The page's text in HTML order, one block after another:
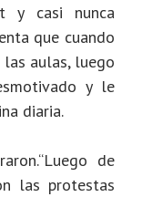
y casi nunca
que cuando
aulas, luego
y le
diaria.
de
las protestas